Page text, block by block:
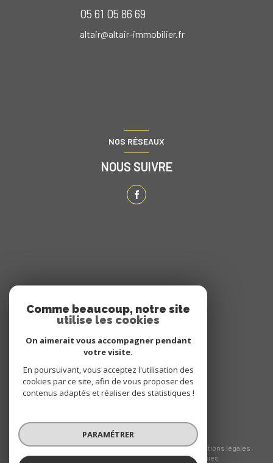
05 61 05 86 69
altair@altair-immobilier.fr
NOS RÉSEAUX
NOUS SUIVRE
NOUS ADHÉRONS
© 2026 | Tous droits réservés
Nos honoraires
Nos partenaires
Mentions légales
Admin
Politique RGPD Cookies
Comme beaucoup, notre site
utilise les cookies
On aimerait vous accompagner pendant
votre visite.
En poursuivant, vous acceptez l'utilisation des
cookies par ce site, afin de vous proposer des
contenus adaptés et réaliser des statistiques !
PARAMÉTRER